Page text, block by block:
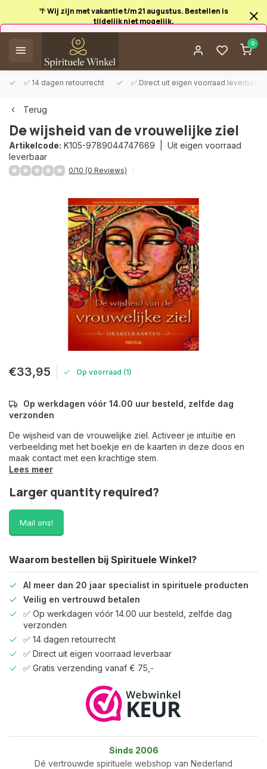
🌴 Wij zijn met vakantie t/m 21 augustus. Bestellen is
tijdelijk niet mogelijk.
0
✅ 14 dagen retourrecht ✅ Direct uit eigen voorraad leverbaar
Afrekenen is uitgeschakeld.
Terug
De wijsheid van de vrouwelijke ziel
Artikelcode: K105-9789044747669 | Uit eigen voorraad
leverbaar
0/10 (0 Reviews)
€33,95 Op voorraad (1)
Op werkdagen vóór 14.00 uur besteld, zelfde dag
verzonden
De wijsheid van de vrouwelijke ziel. Activeer je intuïtie en
verbeelding met het boekje en de kaarten in deze doos en
maak contact met een krachtige stem.
Lees meer
Larger quantity required?
Mail ons!
Waarom bestellen bij Spirituele Winkel?
Al meer dan 20 jaar specialist in spirituele producten
Veilig en vertrouwd betalen
✅ Op werkdagen vóór 14.00 uur besteld, zelfde dag
verzonden
✅ 14 dagen retourrecht
✅ Direct uit eigen voorraad leverbaar
✅ Gratis verzending vanaf € 75,-
Sinds 2006
Dé vertrouwde spirituele webshop van Nederland